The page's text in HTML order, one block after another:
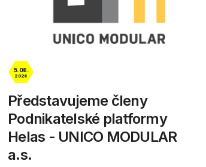
5. 08.
2026
Představujeme členy
Podnikatelské platformy
Helas - UNICO MODULAR
a.s.